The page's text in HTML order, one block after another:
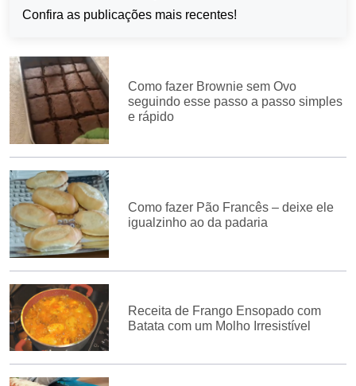
Confira as publicações mais recentes!
Como fazer Brownie sem Ovo
seguindo esse passo a passo simples
e rápido
Como fazer Pão Francês – deixe ele
igualzinho ao da padaria
Receita de Frango Ensopado com
Batata com um Molho Irresistível